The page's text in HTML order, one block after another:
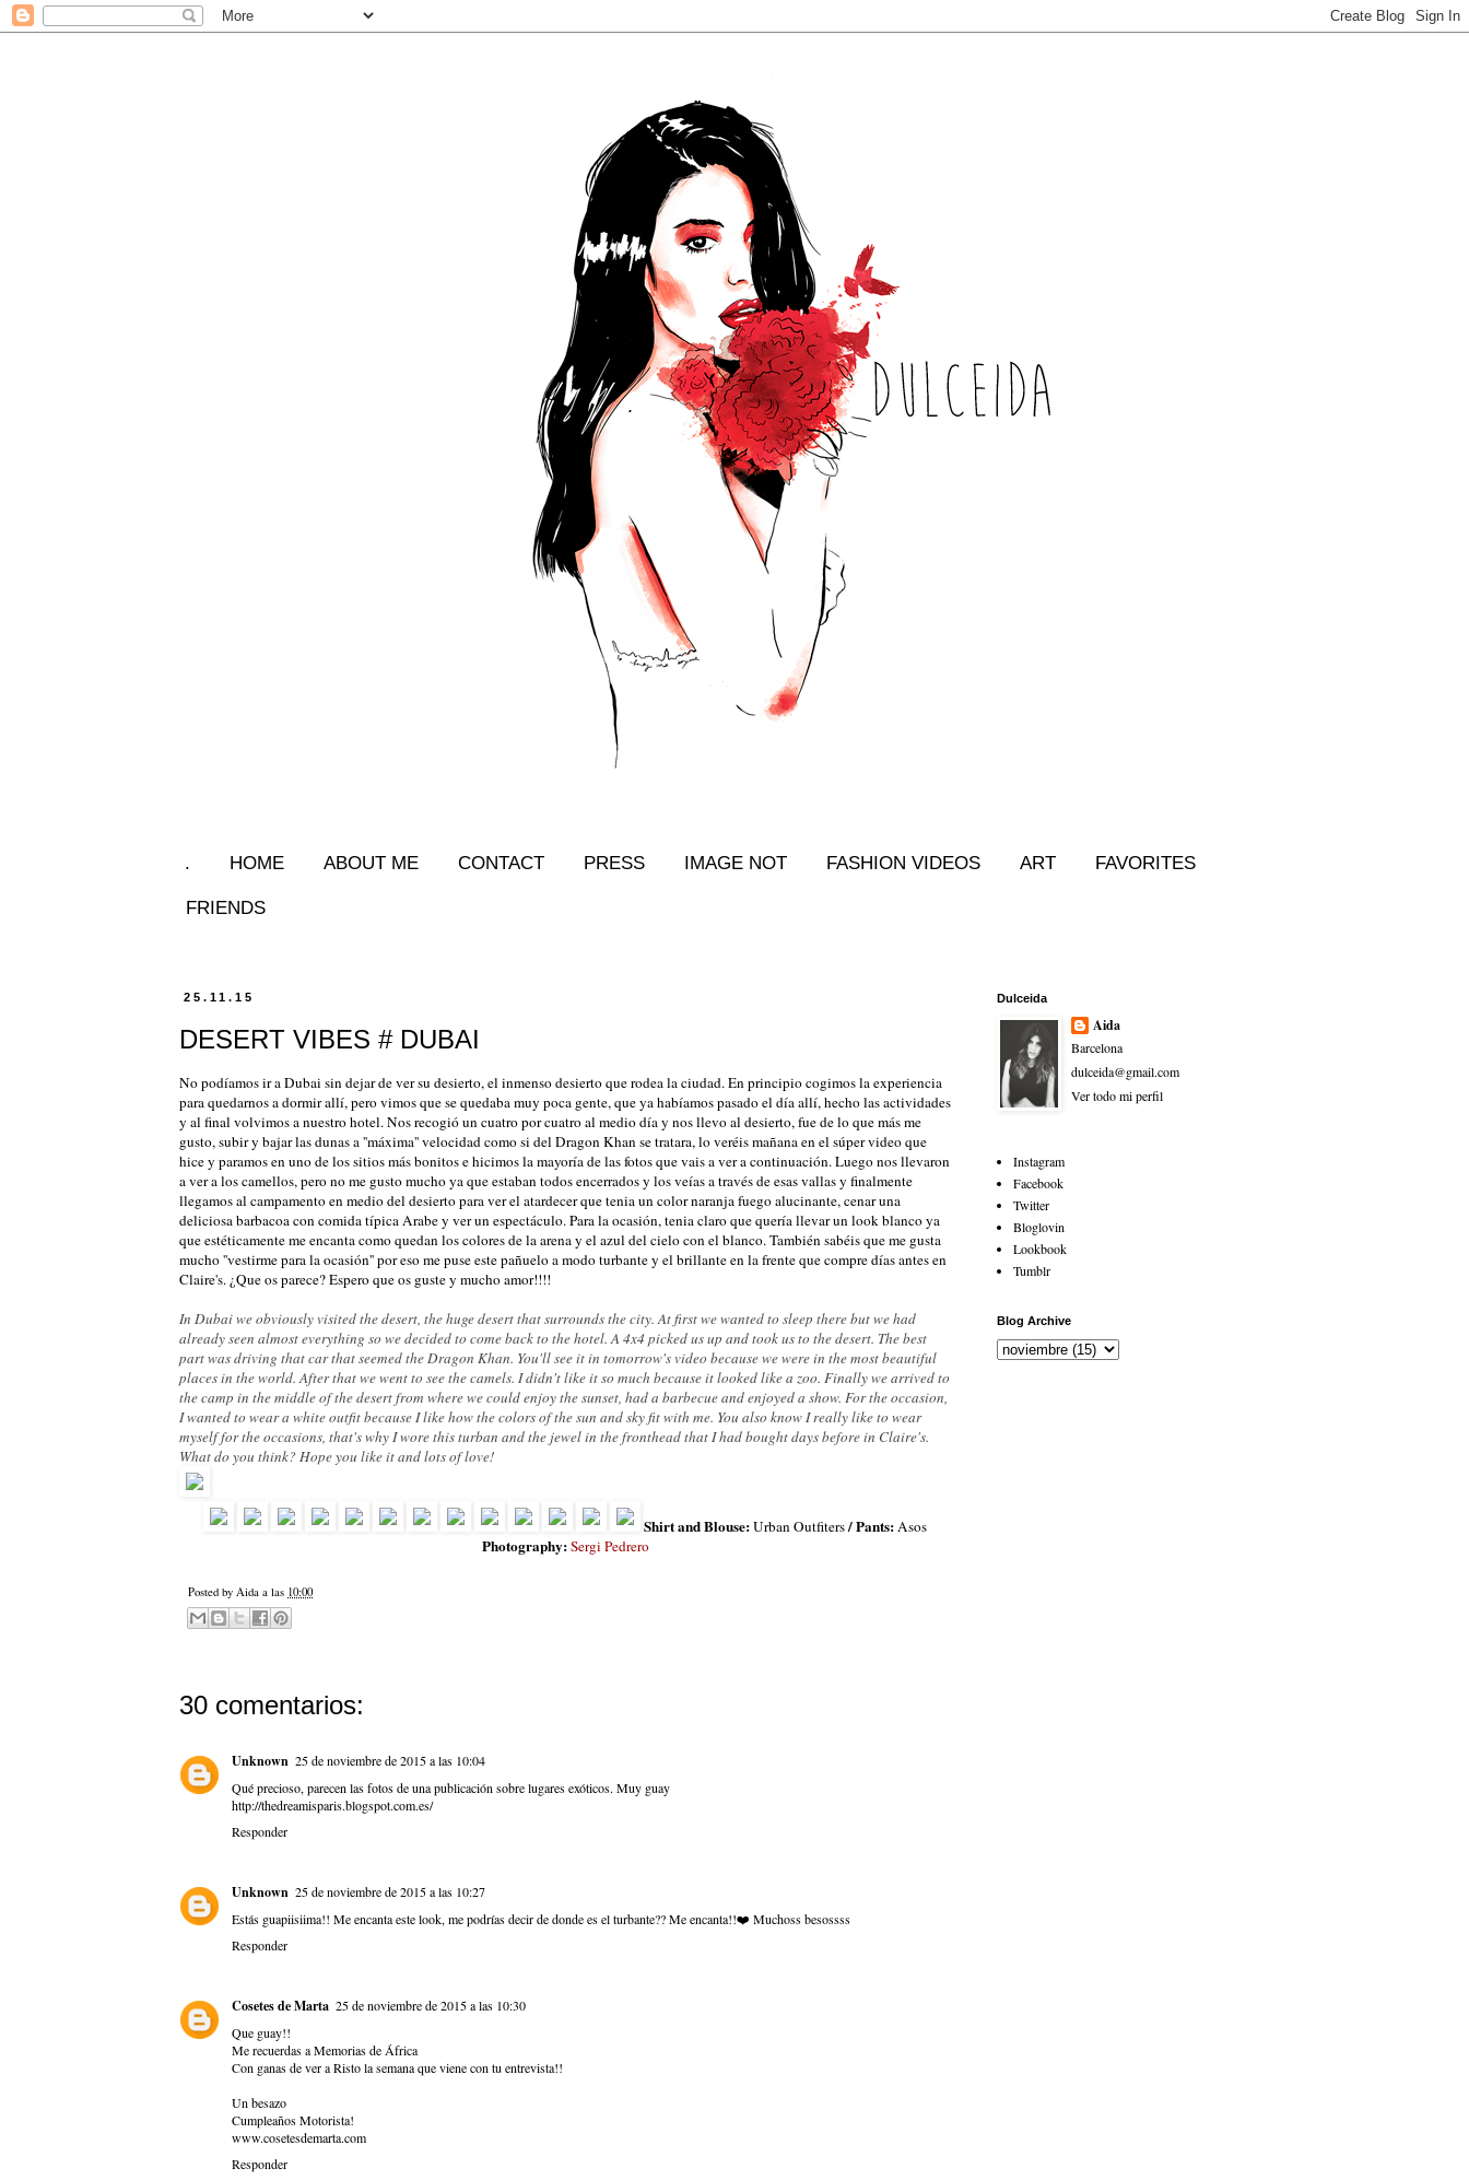
. HOME ABOUT ME CONTACT PRESS IMAGE NOT FASHION VIDEOS ART FAVORITES
FRIENDS
25.11.15
DESERT VIBES # DUBAI
No podíamos ir a Dubai sin dejar de ver su desierto, el inmenso desierto que rodea la ciudad. En principio cogimos la experiencia
para quedarnos a dormir allí, pero vimos que se quedaba muy poca gente, que ya habíamos pasado el día allí, hecho las actividades
y al final volvimos a nuestro hotel. Nos recogió un cuatro por cuatro al medio día y nos llevo al desierto, fue de lo que más me
gusto, subir y bajar las dunas a ''máxima'' velocidad como si del Dragon Khan se tratara, lo veréis mañana en el súper video que
hice y paramos en uno de los sitios más bonitos e hicimos la mayoría de las fotos que vais a ver a continuación. Luego nos llevaron
a ver a los camellos, pero no me gusto mucho ya que estaban todos encerrados y los veías a través de esas vallas y finalmente
llegamos al campamento en medio del desierto para ver el atardecer que tenia un color naranja fuego alucinante, cenar una
deliciosa barbacoa con comida típica Arabe y ver un espectáculo. Para la ocasión, tenia claro que quería llevar un look blanco ya
que estéticamente me encanta como quedan los colores de la arena y el azul del cielo con el blanco. También sabéis que me gusta
mucho ''vestirme para la ocasión'' por eso me puse este pañuelo a modo turbante y el brillante en la frente que compre días antes en
Claire's. ¿Que os parece? Espero que os guste y mucho amor!!!!
In Dubai we obviously visited the desert, the huge desert that surrounds the city. At first we wanted to sleep there but we had
already seen almost everything so we decided to come back to the hotel. A 4x4 picked us up and took us to the desert. The best
part was driving that car that seemed the Dragon Khan. You'll see it in tomorrow's video because we were in the most beautiful
places in the world. After that we went to see the camels. I didn't like it so much because it looked like a zoo. Finally we arrived to
the camp in the middle of the desert from where we could enjoy the sunset, had a barbecue and enjoyed a show. For the occasion,
I wanted to wear a white outfit because I like how the colors of the sun and sky fit with me. You also know I really like to wear
myself for the occasions, that's why I wore this turban and the jewel in the fronthead that I had bought days before in Claire's.
What do you think? Hope you like it and lots of love!
Shirt and Blouse:Urban Outfiters/ Pants:Asos
Photography:Sergi Pedrero
Posted by Aida a las 10:00
30 comentarios:
Unknown 25 de noviembre de 2015 a las 10:04
Qué precioso, parecen las fotos de una publicación sobre lugares exóticos. Muy guay
http://thedreamisparis.blogspot.com.es/
Responder
Unknown 25 de noviembre de 2015 a las 10:27
Estás guapiisiima!! Me encanta este look, me podrías decir de donde es el turbante?? Me encanta!!❤️ Muchoss besossss
Responder
Cosetes de Marta 25 de noviembre de 2015 a las 10:30
Que guay!!
Me recuerdas a Memorias de África
Con ganas de ver a Risto la semana que viene con tu entrevista!!
Un besazo
Cumpleaños Motorista!
www.cosetesdemarta.com
Responder
Dulceida
Aida
Barcelona
dulceida@gmail.com
Ver todo mi perfil
Instagram
Facebook
Twitter
Bloglovin
Lookbook
Tumblr
Blog Archive